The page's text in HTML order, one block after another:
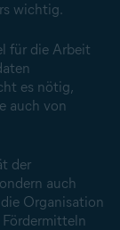
wichtig.
für die Arbeit
es nötig,
auch von
der
auch
Organisation